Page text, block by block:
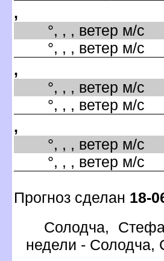
,
°, , , ветер м/с
°, , , ветер м/с
,
°, , , ветер м/с
°, , , ветер м/с
,
°, , , ветер м/с
°, , , ветер м/с
Прогноз сделан 18-
Солодча,
недели - Солодча,